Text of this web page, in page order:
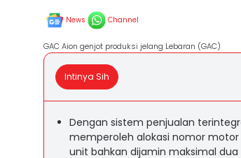
News Channel
GAC Aion genjot produksi jelang Lebaran (GAC)
Intinya Sih
Dengan sistem penjualan
memperoleh alokasi nomor motor
unit bahkan dijamin maksimal